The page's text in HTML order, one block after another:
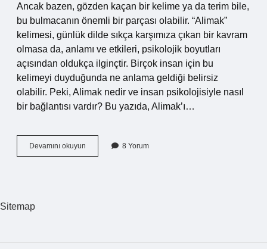
Ancak bazen, gözden kaçan bir kelime ya da terim bile,
bu bulmacanın önemli bir parçası olabilir. “Alimak”
kelimesi, günlük dilde sıkça karşımıza çıkan bir kavram
olmasa da, anlamı ve etkileri, psikolojik boyutları
açısından oldukça ilginçtir. Birçok insan için bu
kelimeyi duyduğunda ne anlama geldiği belirsiz
olabilir. Peki, Alimak nedir ve insan psikolojisiyle nasıl
bir bağlantısı vardır? Bu yazıda, Alimak’ı…
Devamını okuyun
ne
8 Yorum
Sitemap